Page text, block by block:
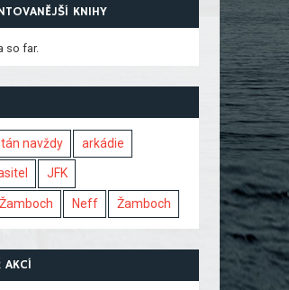
KNIHY
so far.
navždy arkádie
JFK
Neff Žamboch
AKCÍ